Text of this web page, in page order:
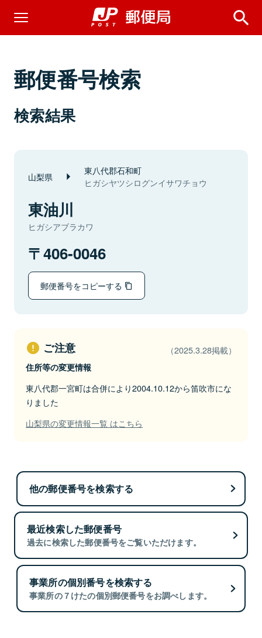
郵便番号検索
検索結果
山梨県 東八代郡石和町
ヒガシヤツシログンイサワチョウ
東油川
ヒガシアブラカワ
406-0046
郵便番号をコピーする
ご注意 （2025.3.28掲載）
住所等の変更情報
東八代郡一宮町は合併により2004.10.12から笛吹市にな
りました
山梨県の変更情報一覧 はこちら
他の郵便番号を検索する
最近検索した郵便番号
過去に検索した郵便番号をご覧いただけます。
事業所の個別番号を検索する
事業所の７けたの個別郵便番号をお調べします。